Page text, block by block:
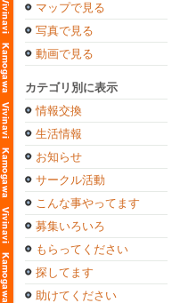
マップで見る
写真で見る
動画で見る
カテゴリ別に表示
情報交換
生活情報
お知らせ
サークル活動
こんな事やってます
募集いろいろ
もらってください
探してます
助けてください